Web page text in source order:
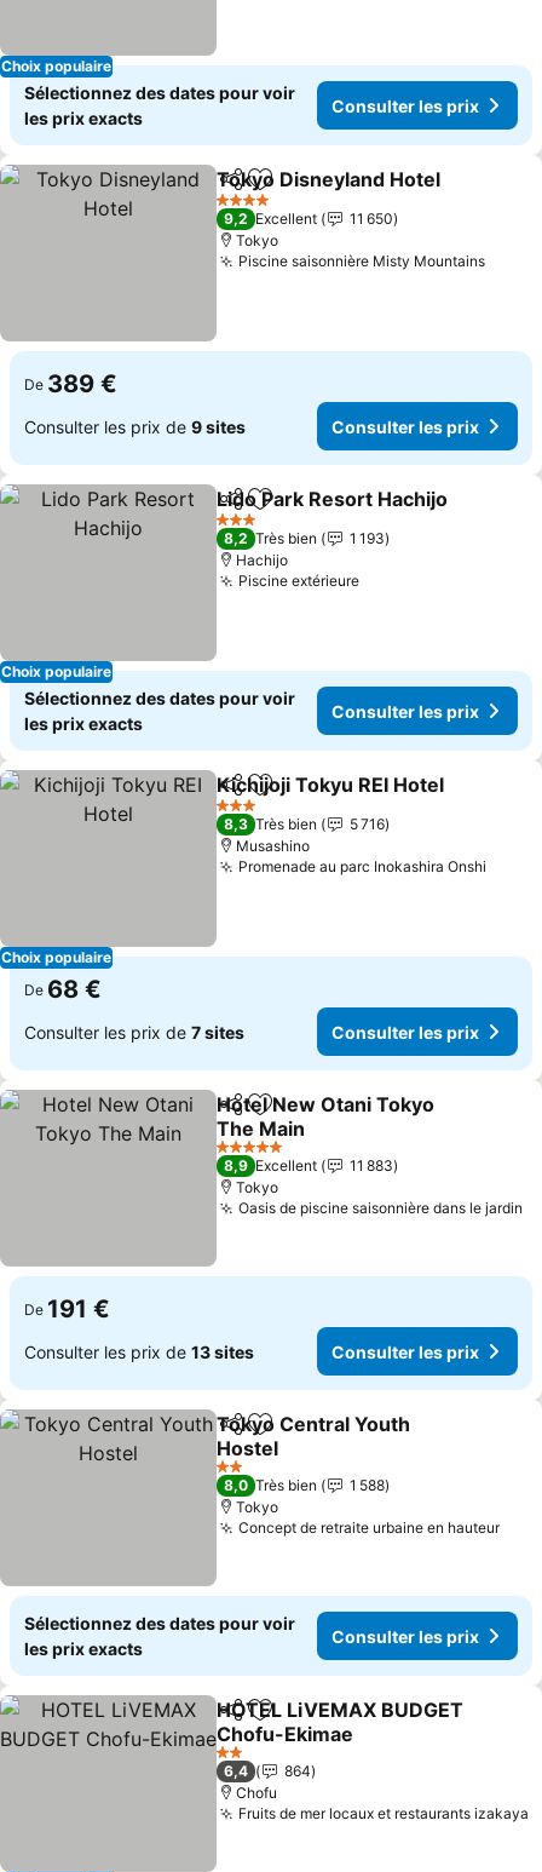
Choix populaire
Sélectionnez des dates pour voir
les prix exacts
Consulter les prix
PartagerAjouter à mes favoris
Tokyo Disneyland Hotel
4 Étoiles
9,2 Excellent
11 650
Tokyo
Piscine saisonnière Misty Mountains
De 389 €
Consulter les prix de 9 sites Consulter les prix
Choix populaire
PartagerAjouter à mes favoris
Lido Park Resort Hachijo
3 Étoiles
8,2 Très bien
1 193
Hachijo
Piscine extérieureConsulter les prix
Sélectionnez des dates pour voir
les prix exacts
Consulter les prix
Choix populaire
PartagerAjouter à mes favoris
Kichijoji Tokyu REI Hotel
3 Étoiles
8,3 Très bien
5 716
Musashino
Promenade au parc Inokashira Onshi
De 68 €
Consulter les prix de 7 sites Consulter les prix
PartagerAjouter à mes favoris
Hotel New Otani Tokyo
The Main
Consulter les prix
5 Étoiles
8,9 Excellent
11 883
Tokyo
Oasis de piscine saisonnière dans le jardin
De 191 €
Consulter les prix de 13 sites Consulter les prix
PartagerAjouter à mes favoris
Tokyo Central Youth
Hostel
Consulter les prix
2 Étoiles
8,0 Très bien
1 588
Tokyo
Concept de retraite urbaine en hauteur
Sélectionnez des dates pour voir
les prix exacts
Consulter les prix
PartagerAjouter à mes favoris
HOTEL LiVEMAX BUDGET
Chofu-Ekimae
Consulter les prix
2 Étoiles
6,4
864
Chofu
Fruits de mer locaux et restaurants izakaya